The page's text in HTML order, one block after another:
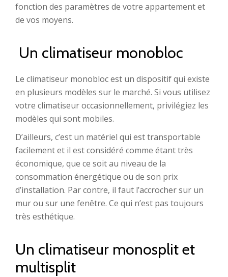
fonction des paramètres de votre appartement et
de vos moyens.
Un climatiseur monobloc
Le climatiseur monobloc est un dispositif qui existe
en plusieurs modèles sur le marché. Si vous utilisez
votre climatiseur occasionnellement, privilégiez les
modèles qui sont mobiles.
D’ailleurs, c’est un matériel qui est transportable
facilement et il est considéré comme étant très
économique, que ce soit au niveau de la
consommation énergétique ou de son prix
d’installation. Par contre, il faut l’accrocher sur un
mur ou sur une fenêtre. Ce qui n’est pas toujours
très esthétique.
Un climatiseur monosplit et
multisplit